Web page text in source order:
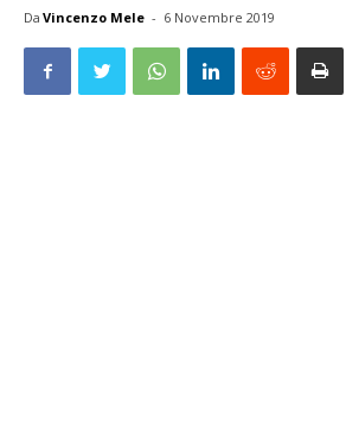
Da Vincenzo Mele - 6 Novembre 2019